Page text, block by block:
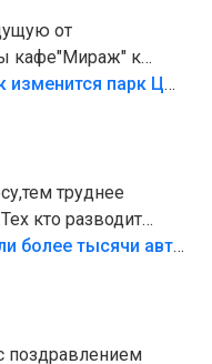
от
кафе"Мираж" к
то бордюры
еще,видимо,часть
Глава Тольятти рассказал, как изменится парк Центрального района
труднее
кто разводит
полно
В тольяттинский лес не пустили более тысячи автомобилей
поздравлением